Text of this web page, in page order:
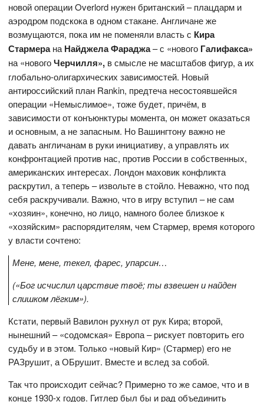
новой операции Overlord нужен британский – плацдарм и
аэродром подскока в одном стакане. Англичане же
возмущаются, пока им не поменяли власть с Кира
Стармерана Найджела Фараджа– с «нового Галифакса»
на «новогоЧерчилля», в смысле не масштабов фигур, а их
глобально-олигархических зависимостей. Новый
антироссийский план Rankin, предтеча несостоявшейся
операции «Немыслимое», тоже будет, причём, в
зависимости от конъюнктуры момента, он может оказаться
и основным, а не запасным. Но Вашингтону важно не
давать англичанам в руки инициативу, а управлять их
конфронтацией против нас, против России в собственных,
американских интересах. Лондон маховик конфликта
раскрутил, а теперь – извольте в стойло. Неважно, что под
себя раскручивали. Важно, что в игру вступил – не сам
«хозяин», конечно, но лицо, намного более близкое к
«хозяйским» распорядителям, чем Стармер, время которого
у власти сочтено:
Мене, мене, текел, фарес, упарсин…
(«Бог исчислил царствие твоё; ты взвешен и найден
слишком лёгким»).
Кстати, первый Вавилон рухнул от рук Кира; второй,
нынешний – «содомская» Европа – рискует повторить его
судьбу и в этом. Только «новый Кир» (Стармер) его не
РАЗрушит, а ОБрушит. Вместе и вслед за собой.
Так что происходит сейчас? Примерно то же самое, что и в
конце 1930-х годов. Гитлер был бы и рад объединить